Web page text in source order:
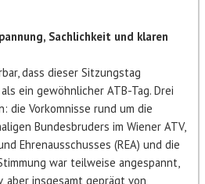
Sachlichkeit und klaren
dass dieser Sitzungstag
ein gewöhnlicher ATB-Tag. Drei
die Vorkomnisse rund um die
Bundesbruders im Wiener ATV,
Ehrenausschusses (REA) und die
war teilweise angespannt,
insgesamt geprägt von